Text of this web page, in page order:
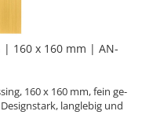
160 x 160 mm | AN­
160 x 160 mm, fein ge­
lang­le­big und